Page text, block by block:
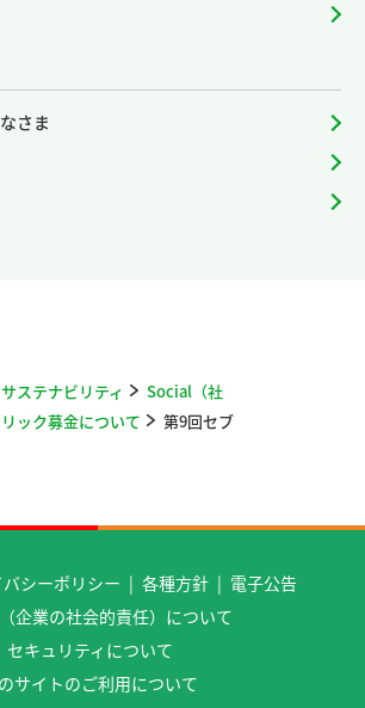
さま
サステナビリティ
Social（社
ック募金について
第9回セブ
シーポリシー 各種方針
電子公告
企業の社会的責任）について
セキュリティについて
サイトのご利用について